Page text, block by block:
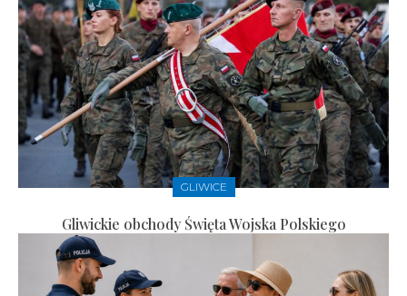
GLIWICE
Gliwickie obchody Święta Wojska Polskiego